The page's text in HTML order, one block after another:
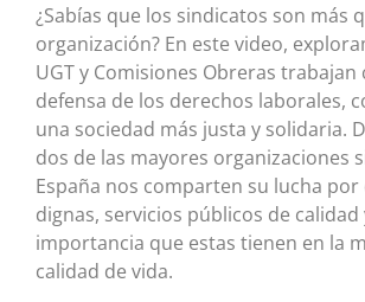
¿Sabías que los sindicatos son más
organización? En este video,
UGT y Comisiones Obreras trabajan
defensa de los derechos laborales,
una sociedad más justa y solidaria.
dos de las mayores organizaciones
España nos comparten su lucha
dignas, servicios públicos de calidad
importancia que estas tienen en la
calidad de vida.